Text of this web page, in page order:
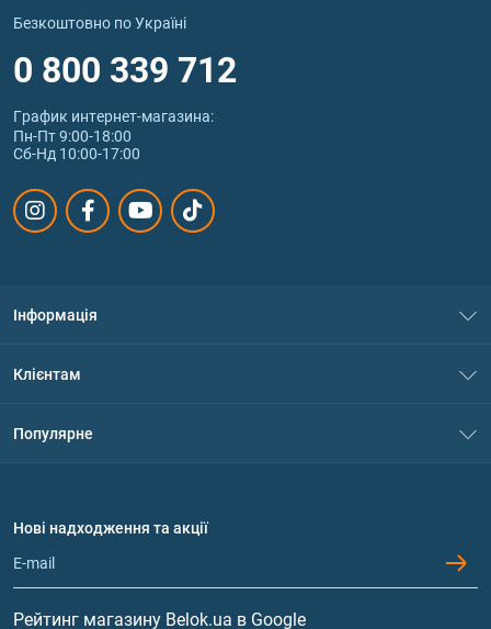
Безкоштовно по Україні
0 800 339 712
График интернет‑магазина:
Пн-Пт 9:00-18:00
Сб-Нд 10:00-17:00
Інформація
Політика конфіденційності
Обмін та повернення
Клієнтам
Популярне
Протеїн
Гейнери
Вітаміни та мінерали
Нові надходження та акції
Рейтинг магазину Belok.ua в Google